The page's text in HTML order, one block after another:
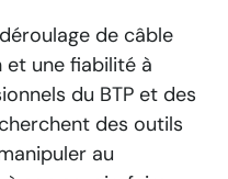
de câble
et une fiabilité à
du BTP et des
des outils
au